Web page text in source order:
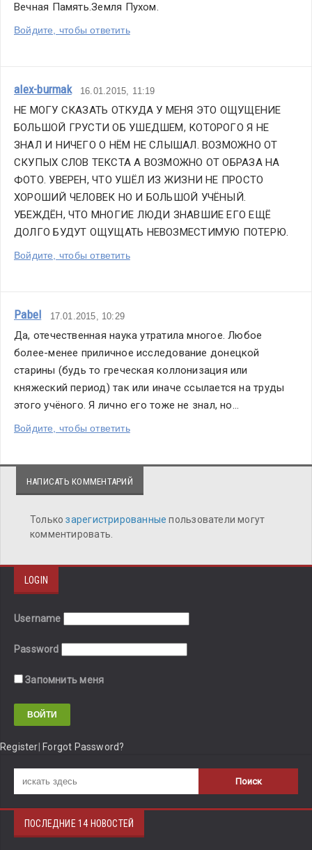
Вечная Память.Земля Пухом.
Войдите, чтобы ответить
alex-burmak 16.01.2015, 11:19
НЕ МОГУ СКАЗАТЬ ОТКУДА У МЕНЯ ЭТО ОЩУЩЕНИЕ
БОЛЬШОЙ ГРУСТИ ОБ УШЕДШЕМ, КОТОРОГО Я НЕ
ЗНАЛ И НИЧЕГО О НЁМ НЕ СЛЫШАЛ. ВОЗМОЖНО ОТ
СКУПЫХ СЛОВ ТЕКСТА А ВОЗМОЖНО ОТ ОБРАЗА НА
ФОТО. УВЕРЕН, ЧТО УШЁЛ ИЗ ЖИЗНИ НЕ ПРОСТО
ХОРОШИЙ ЧЕЛОВЕК НО И БОЛЬШОЙ УЧЁНЫЙ.
УБЕЖДЁН, ЧТО МНОГИЕ ЛЮДИ ЗНАВШИЕ ЕГО ЕЩЁ
ДОЛГО БУДУТ ОЩУЩАТЬ НЕВОЗМЕСТИМУЮ ПОТЕРЮ.
Войдите, чтобы ответить
Pabel 17.01.2015, 10:29
Да, отечественная наука утратила многое. Любое
более-менее приличное исследование донецкой
старины (будь то греческая коллонизация или
княжеский период) так или иначе ссылается на труды
этого учёного. Я лично его тоже не знал, но...
Войдите, чтобы ответить
НАПИСАТЬ КОММЕНТАРИЙ
Толькозарегистрированныепользователи могут
комментировать.
LOGIN
Username
Password
Запомнить меня
Register Forgot Password?
ПОСЛЕДНИЕ 14 НОВОСТЕЙ